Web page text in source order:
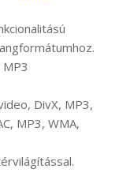
MP3
DivX, MP3,
MP3, WMA,